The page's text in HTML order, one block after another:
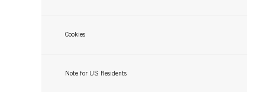
Cookies
Note for US Residents